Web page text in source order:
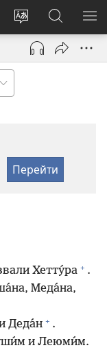
Изменить
язык
сайта
Войти
(открывается
новом
окне)
Поиск
по
jw.org
Хетту́ра + .
Меда́на,
Деда́н + .
и Леюми́м.